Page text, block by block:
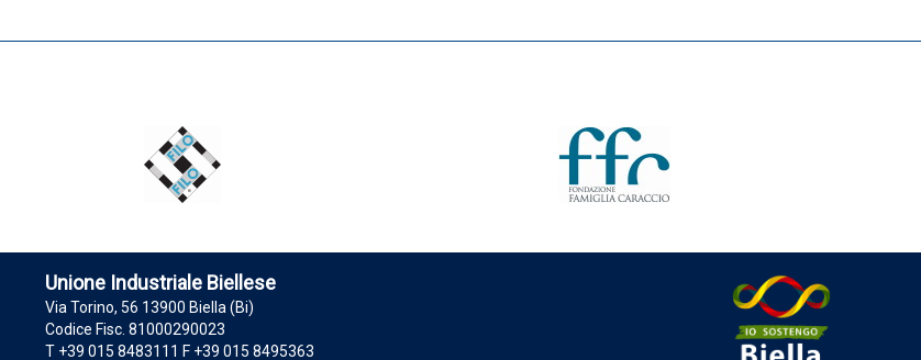
Unione Industriale Biellese
Via Torino, 56 13900 Biella (Bi)
Codice Fisc. 81000290023
T +39 015 8483111 F +39 015 8495363